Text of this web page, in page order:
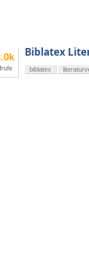
Biblatex
biblatex